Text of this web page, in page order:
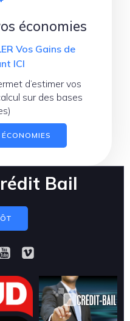
économies
Vos Gains de
ICI
d’estimer vos
sur des bases
Bail